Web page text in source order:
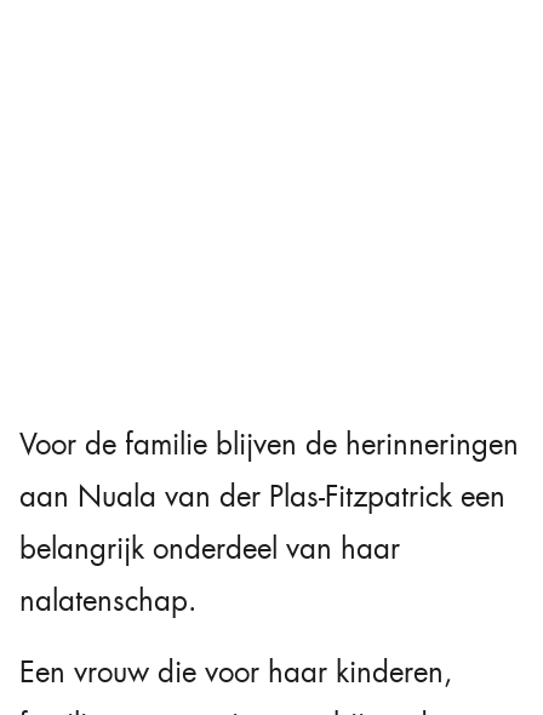
Voor de familie blijven de herinneringen
aan Nuala van der Plas-Fitzpatrick een
belangrijk onderdeel van haar
nalatenschap.
Een vrouw die voor haar kinderen,